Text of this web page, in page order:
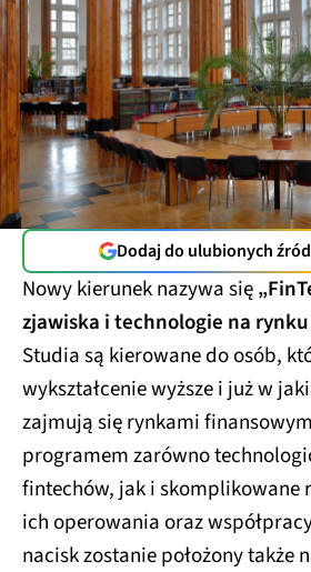
Dodaj do ulubionych
Nowy kierunek nazywa się
zjawiska i technologie na
Studia są kierowane do osób,
wykształcenie wyższe i już w
zajmują się rynkami
programem zarówno
fintechów, jak i skomplikowane
ich operowania oraz
nacisk zostanie położony także